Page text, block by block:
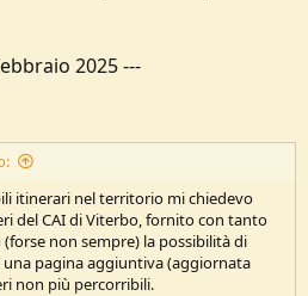
2025---
itinerari nel territorio mi chiedevo
del CAI di Viterbo, fornito con tanto
non sempre) la possibilità di
una pagina aggiuntiva (aggiornata
non più percorribili.